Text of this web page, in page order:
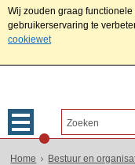
Wij zouden graag
gebruikerservaring te
cookiewet
Home Bestuur en